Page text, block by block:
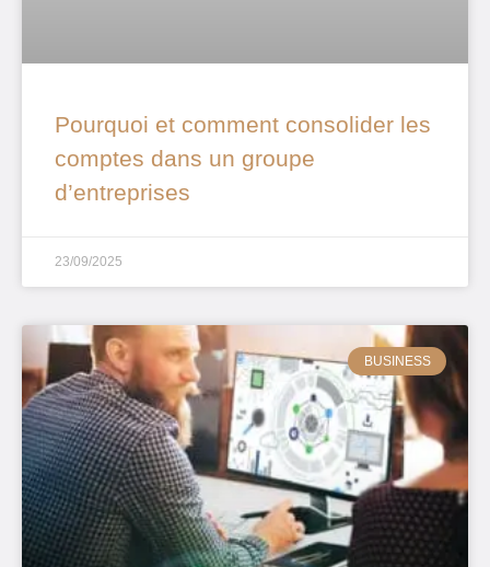
Pourquoi et comment consolider les
comptes dans un groupe
d’entreprises
23/09/2025
BUSINESS